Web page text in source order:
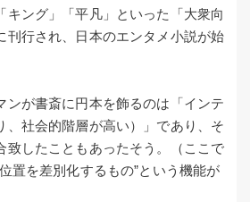
キング」「平凡」といった「大衆向
刊行され、日本のエンタメ小説が始
ンが書斎に円本を飾るのは「インテ
、社会的階層が高い）」であり、そ
致したこともあったそう。（ここで
置を差別化するもの”という機能が